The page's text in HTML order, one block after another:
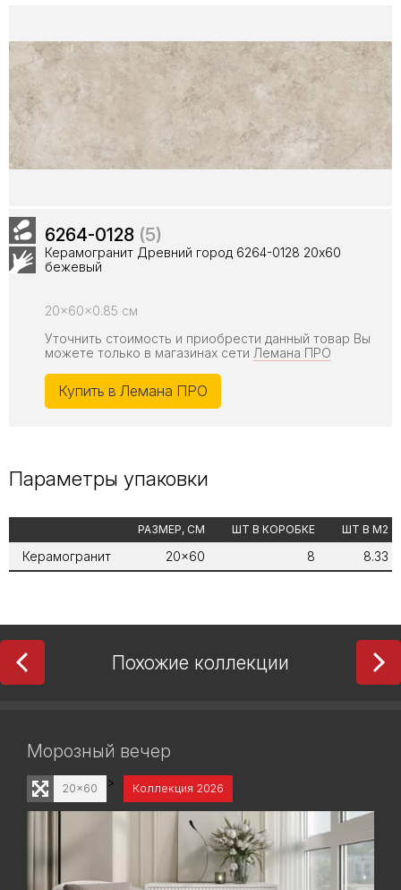
6264-0128 (5)
Керамогранит Древний город 6264-0128 20х60
бежевый
20x60x0.85 см
Уточнить стоимость и приобрести данный товар Вы
можете только в магазинах сети Лемана ПРО
Купить в Лемана ПРО
Параметры упаковки
РАЗМЕР, СМ ШТ В КОРОБКЕ ШТ В М2
Керамогранит 20x60 8 8.33
Похожие коллекции
Морозный вечер
>
20x60 Коллекция 2026